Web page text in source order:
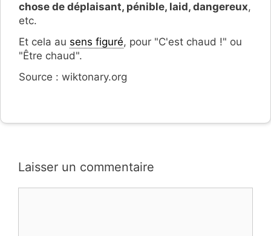
chose de déplaisant, pénible, laid, dangereux,
etc.
Et cela au sens figuré, pour "C'est chaud !" ou
"Être chaud".
Source : wiktonary.org
Laisser un commentaire